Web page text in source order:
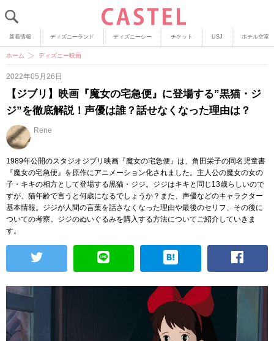
新着情報 ディズニーランド ディズニーシー チケット USJ ホテル空室
ホーム ディズニー映画
2022年05月26日
【ジブリ】映画『魔女の宅急便』に登場する”黒猫・ジ
ジ”を徹底解説！声優は誰？話せなくなった理由は？
Rene
1989年公開のスタジオジブリ映画『魔女の宅急便』は、角田栄子の同名児童書
『魔女の宅急便』を原作にアニメーション化されました。主人公の魔女の女の
子・キキの相方として登場する黒猫・ジジ。ジジはキキと同じ13歳らしいので
すが、猫年齢で言うと何歳になるでしょうか？また、声優などのキャラクター
基本情報。ジジが人間の言葉を話さなくなった理由や最後のセリフ、その後に
ついての考察。ジジのぬいぐるみを購入する方法についてご紹介していきま
す。